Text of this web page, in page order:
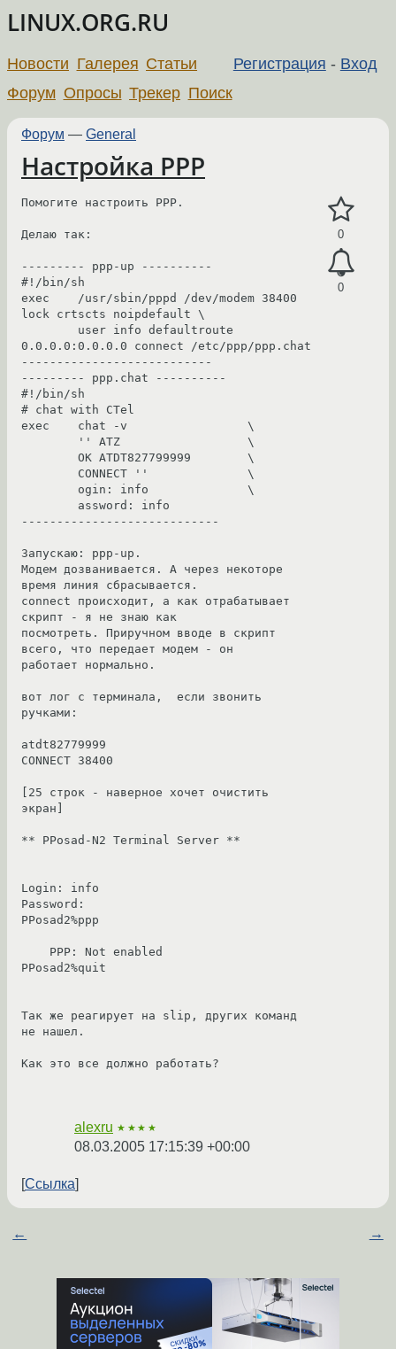
LINUX.ORG.RU
Регистрация - Вход
Новости Галерея Статьи
Форум Опросы Трекер Поиск
Форум — General
Настройка PPP
0
0
Помогите настроить PPP.
Делаю так:
--------- ppp-up ----------
#!/bin/sh
exec    /usr/sbin/pppd /dev/modem 38400
lock crtscts noipdefault \
0.0.0.0:0.0.0.0 connect /etc/ppp/ppp.chat
---------------------------
--------- ppp.chat ----------
#!/bin/sh
# chat with CTel
exec    chat -v                 \
----------------------------
Запускаю: ppp-up.
Модем дозванивается. А через некоторе
время линия сбрасывается.
connect происходит, а как отрабатывает
скрипт - я не знаю как
посмотреть. Приручном вводе в скрипт
всего, что передает модем - он
работает нормально.
вот лог с терминала,  если звонить
ручками:
atdt82779999
CONNECT 38400
[25 строк - наверное хочет очистить
экран]
** PPosad-N2 Terminal Server **
Login: info
Password:
PPosad2%ppp
PPosad2%quit
Так же реагирует на slip, других команд
не нашел.
Как это все должно работать?
alexru ★★★★
08.03.2005 17:15:39 +00:00
Ссылка
← →